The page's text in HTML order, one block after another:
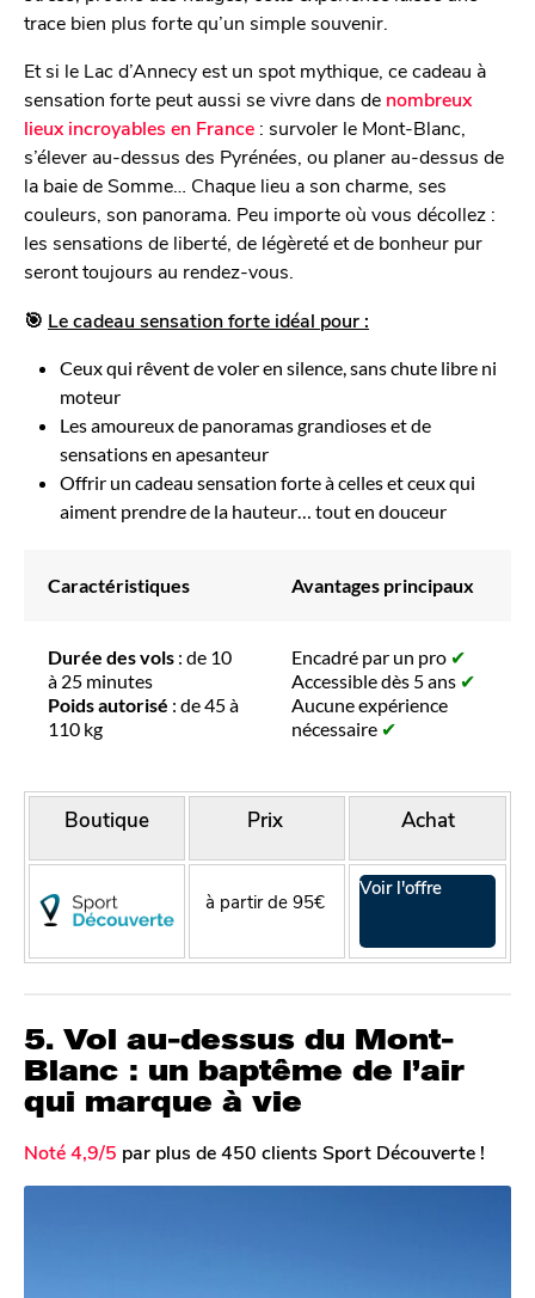
trace bien plus forte qu’un simple souvenir.
Et si le Lac d’Annecy est un spot mythique, ce cadeau à
sensation forte peut aussi se vivre dans de nombreux
lieux incroyables en France : survoler le Mont-Blanc,
s’élever au-dessus des Pyrénées, ou planer au-dessus de
la baie de Somme… Chaque lieu a son charme, ses
couleurs, son panorama. Peu importe où vous décollez :
les sensations de liberté, de légèreté et de bonheur pur
seront toujours au rendez-vous.
🎯 Le cadeau sensation forte idéal pour :
Ceux qui rêvent de voler en silence, sans chute libre ni
moteur
Les amoureux de panoramas grandioses et de
sensations en apesanteur
Offrir un cadeau sensation forte à celles et ceux qui
aiment prendre de la hauteur… tout en douceur
Caractéristiques Avantages principaux
Durée des vols : de 10
à 25 minutes
Poids autorisé : de 45 à
110 kg
Encadré par un pro ✔
Accessible dès 5 ans ✔
Aucune expérience
nécessaire ✔
Boutique Prix Achat
à partir de 95€
Voir l'offre
5. Vol au-dessus du Mont-
Blanc : un baptême de l’air
qui marque à vie
Noté 4,9/5 par plus de 450 clients Sport Découverte !